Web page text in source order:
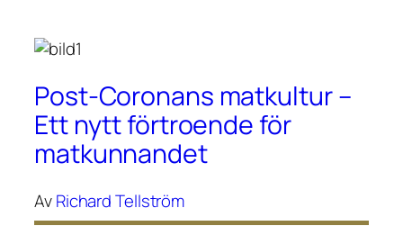
Post-Coronans matkultur –
Ett nytt förtroende för
matkunnandet
AvRichard Tellström